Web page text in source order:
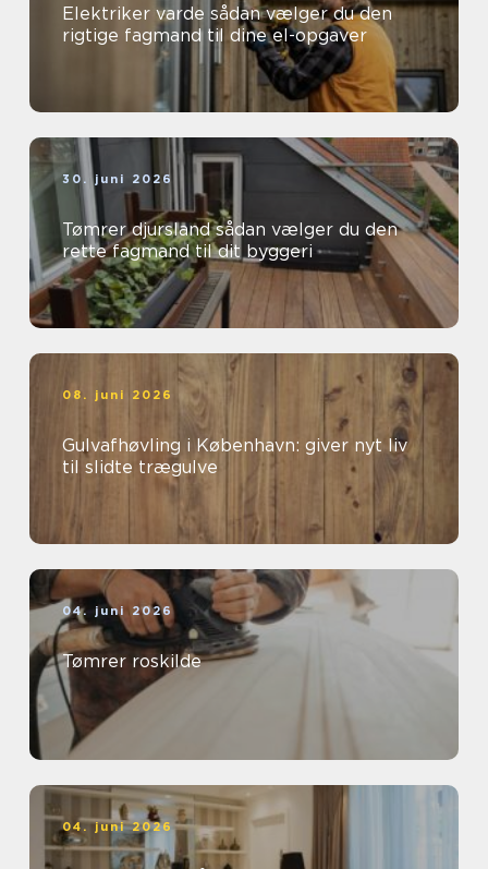
Elektriker varde sådan vælger du den
rigtige fagmand til dine el-opgaver
30. juni 2026
Tømrer djursland sådan vælger du den
rette fagmand til dit byggeri
08. juni 2026
Gulvafhøvling i København: giver nyt liv
til slidte trægulve
04. juni 2026
Tømrer roskilde
04. juni 2026